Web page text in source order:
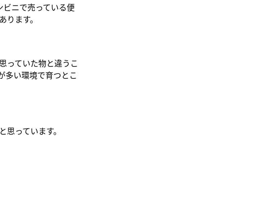
ニで売っている便
ます。
っていた物と違うこ
多い環境で育つとこ
っています。